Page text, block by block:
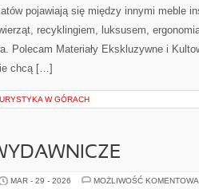
pojawiają się między innymi meble
recyklingiem, luksusem,
Polecam Materiały Ekskluzywne i
chcą […]
W GÓRACH
MAR - 29 - 2026 MOŻLIWOŚĆ